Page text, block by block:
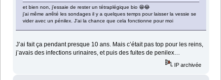
et bien non, j'essaie de rester un tétraplégique bio 😁😂
j'ai même arrêté les sondages il y a quelques temps pour laisser la vessie se
vider avec un pénilex. J'ai la chance que cela fonctionne pour moi
J’ai fait ça pendant presque 10 ans. Mais c’était pas top pour les reins,
j’avais des infections urinaires, et puis des fuites de penilex…
IP archivée